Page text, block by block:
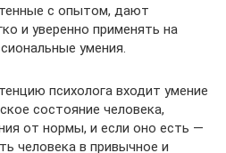
с опытом, дают
и уверенно применять на
умения.
психолога входит умение
состояние человека,
от нормы, и если оно есть —
человека в привычное и